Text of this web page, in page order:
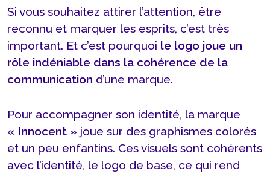
Si vous souhaitez attirer l’attention, être
reconnu et marquer les esprits, c’est très
important. Et c’est pourquoi le logo joue un
rôle indéniable dans la cohérence de la
communication d’une marque.
Pour accompagner son identité, la marque
« Innocent » joue sur des graphismes colorés
et un peu enfantins. Ces visuels sont cohérents
avec l’identité, le logo de base, ce qui rend